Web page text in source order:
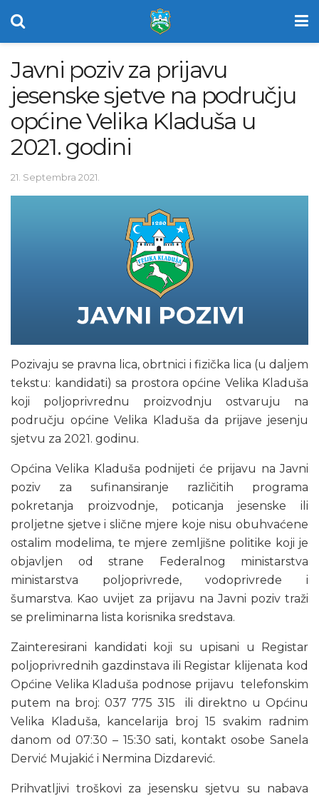
Javni poziv za prijavu
jesenske sjetve na području
općine Velika Kladuša u
2021. godini
21. Septembra 2021.
Pozivaju se pravna lica, obrtnici i fizička lica (u daljem
tekstu: kandidati) sa prostora općine Velika Kladuša
koji poljoprivrednu proizvodnju ostvaruju na
području općine Velika Kladuša da prijave jesenju
sjetvu za 2021. godinu.
Općina Velika Kladuša podnijeti će prijavu na Javni
poziv za sufinansiranje različitih programa
pokretanja proizvodnje, poticanja jesenske ili
proljetne sjetve i slične mjere koje nisu obuhvaćene
ostalim modelima, te mjere zemljišne politike koji je
objavljen od strane Federalnog ministarstva
ministarstva poljoprivrede, vodoprivrede i
šumarstva. Kao uvijet za prijavu na Javni poziv traži
se preliminarna lista korisnika sredstava.
Zainteresirani kandidati koji su upisani u Registar
poljoprivrednih gazdinstava ili Registar klijenata kod
Općine Velika Kladuša podnose prijavu telefonskim
putem na broj: 037 775 315 ili direktno u Općinu
Velika Kladuša, kancelarija broj 15 svakim radnim
danom od 07:30 – 15:30 sati, kontakt osobe Sanela
Dervić Mujakić i Nermina Dizdarević.
Prihvatljivi troškovi za jesensku sjetvu su nabava